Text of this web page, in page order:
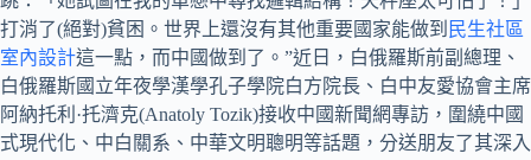
打消了(絕對)貧困。世界上還沒有其他重要國家能做到 民生社區
室內設計這一點，而中國做到了。”近日，白俄羅斯前副總理、
白俄羅斯國立年夜學漢學孔子學院白方院長、白中友愛協會主席
阿納托利·托濟克(Anatoly Tozik)接收中國新聞網專訪，圍繞中國
式現代化、中白關系、中華文明聰明等話題，分送朋友了其深入